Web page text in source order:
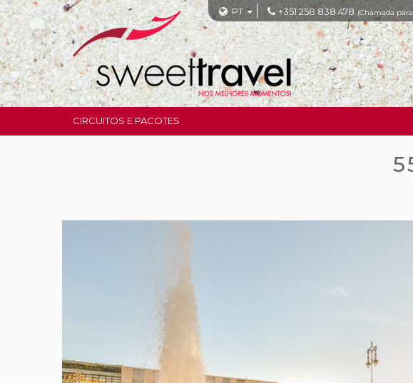
PT +351 258 838 478 (Chamada
CIRCUITOS E PACOTES